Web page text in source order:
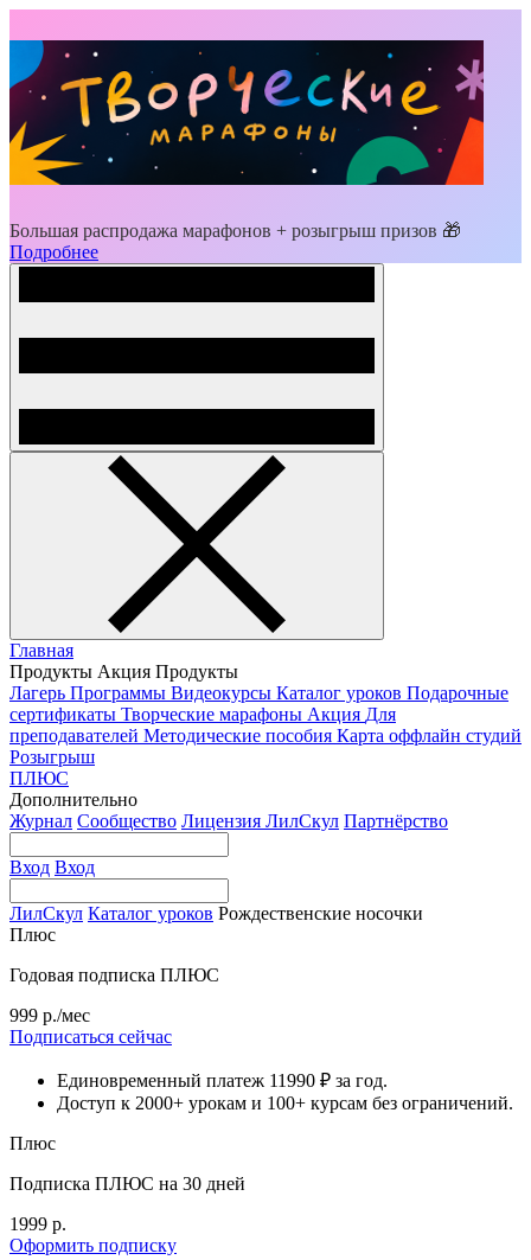
Большая распродажа марафонов + розыгрыш призов 🎁
Подробнее
Главная
Продукты Акция Продукты
Лагерь Программы Видеокурсы Каталог уроков Подарочные
сертификаты Творческие марафоны Акция Для
преподавателей Методические пособия Карта оффлайн студий
Розыгрыш
ПЛЮС
Дополнительно
Журнал Сообщество Лицензия ЛилСкул Партнёрство
Вход Вход
ЛилСкул Каталог уроков Рождественские носочки
Плюс
Годовая подписка ПЛЮС
999 р./мес
Подписаться сейчас
Единовременный платеж 11990 ₽ за год.
Доступ к 2000+ урокам и 100+ курсам без ограничений.
Плюс
Подписка ПЛЮС на 30 дней
1999 р.
Оформить подписку